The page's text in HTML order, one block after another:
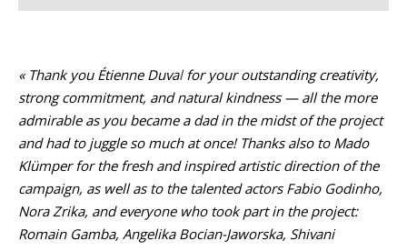
« Thank you Étienne Duvalfor your outstanding creativity,
strong commitment, and natural kindness — all the more
admirable as you became a dad in the midst of the project
and had to juggle so much at once! Thanks also to Mado
Klümper for the fresh and inspired artistic direction of the
campaign, as well as to the talented actors Fabio Godinho,
Nora Zrika, and everyone who took part in the project:
Romain Gamba, Angelika Bocian-Jaworska, Shivani